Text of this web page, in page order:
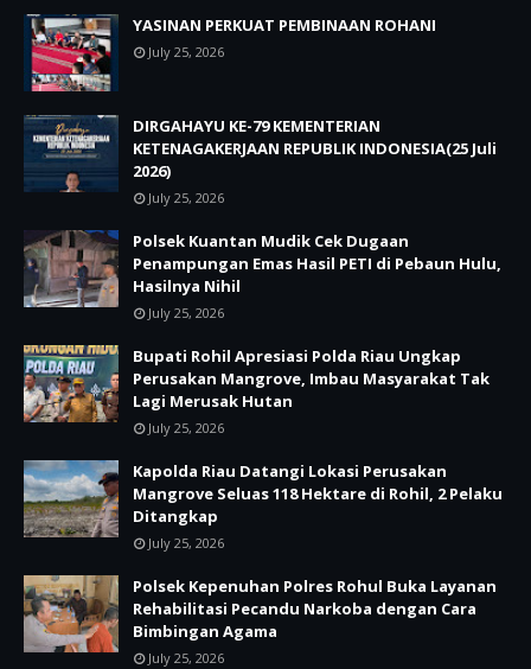
YASINAN PERKUAT PEMBINAAN ROHANI
July 25, 2026
DIRGAHAYU KE-79 KEMENTERIAN
KETENAGAKERJAAN REPUBLIK INDONESIA(25 Juli
2026)
July 25, 2026
Polsek Kuantan Mudik Cek Dugaan
Penampungan Emas Hasil PETI di Pebaun Hulu,
Hasilnya Nihil
July 25, 2026
Bupati Rohil Apresiasi Polda Riau Ungkap
Perusakan Mangrove, Imbau Masyarakat Tak
Lagi Merusak Hutan
July 25, 2026
Kapolda Riau Datangi Lokasi Perusakan
Mangrove Seluas 118 Hektare di Rohil, 2 Pelaku
Ditangkap
July 25, 2026
Polsek Kepenuhan Polres Rohul Buka Layanan
Rehabilitasi Pecandu Narkoba dengan Cara
Bimbingan Agama
July 25, 2026